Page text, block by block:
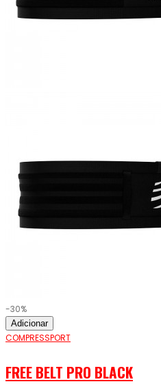
-30%
Adicionar
COMPRESSPORT
FREE BELT PRO BLACK